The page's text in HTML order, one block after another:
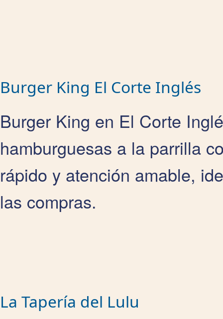
Burger King El Corte Inglés
Burger King en El Corte
hamburguesas a la parrilla
rápido y atención amable,
las compras.
La Tapería del Lulu